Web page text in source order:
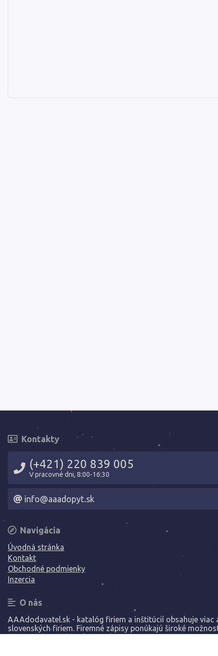
Kontakty
(+421) 220 839 005
V pracovné dni, 8:00-16:30
info@aaadopyt.sk
Navigácia
Úvodná stránka
Kontakt
Obchodné podmienky
Inzercia
O nás
AAAdodavatel.sk - katalóg firiem a inštitúcií obsahuje viac
slovenských firiem. Firemné zápisy ponúkajú široké
prezentáciu vašej spoločnosti.